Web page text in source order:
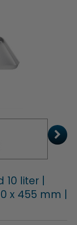
liter |
x 455 mm |